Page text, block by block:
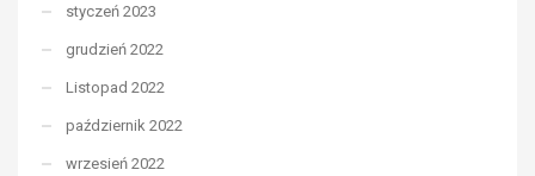
styczeń 2023
grudzień 2022
Listopad 2022
październik 2022
wrzesień 2022